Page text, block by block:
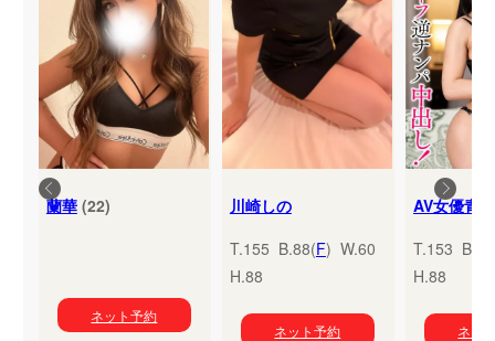
蘭華(22)
ネット予約
川崎しの
T.155 B.88(F) W.60
H.88
ネット予約
T.153
H.88
ネッ